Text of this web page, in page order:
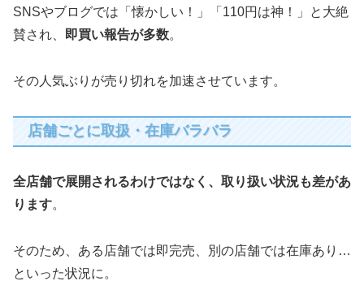
SNSやブログでは「懐かしい！」「110円は神！」と大絶
賛され、
即買い報告が多数。
その人気ぶりが売り切れを加速させています。
店舗ごとに取扱・在庫バラバラ
全店舗で展開されるわけではなく、取り扱い状況も差があ
ります。
そのため、ある店舗では即完売、別の店舗では在庫あり…
といった状況に。